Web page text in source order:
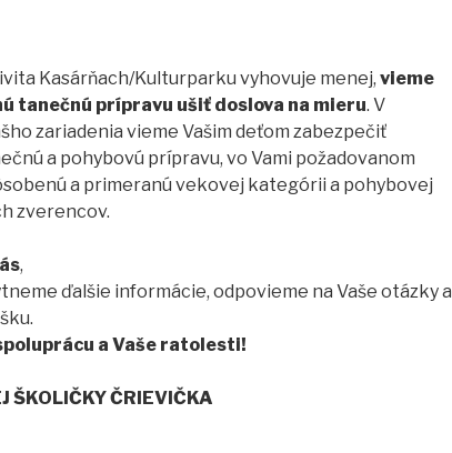
Kasárňach/Kulturparku vyhovuje menej, vieme
tanečnú prípravu ušiť doslova na mieru. V
zariadenia vieme Vašim deťom zabezpečiť
a pohybovú prípravu, vo Vami požadovanom
a primeranú vekovej kategórii a pohybovej
zverencov.
,
ďalšie informácie, odpovieme na Vaše otázky a
a Vaše ratolesti!
ŠKOLIČKY ČRIEVIČKA